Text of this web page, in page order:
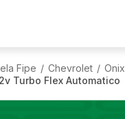
Fipe / Chevrolet / Onix
Turbo Flex Automatico